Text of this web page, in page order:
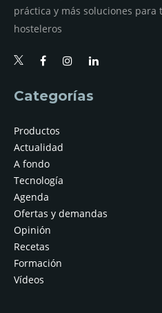
práctica y más soluciones para
hosteleros
Categorías
Productos
Actualidad
A fondo
Tecnología
Agenda
Ofertas y demandas
Opinión
Recetas
Formación
Vídeos